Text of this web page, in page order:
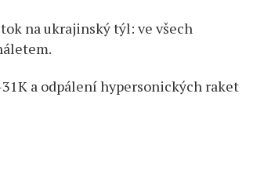
na ukrajinský týl: ve všech
a odpálení hypersonických raket